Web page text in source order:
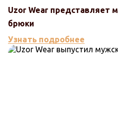
Uzor Wear представляет
брюки
Узнать подробнее